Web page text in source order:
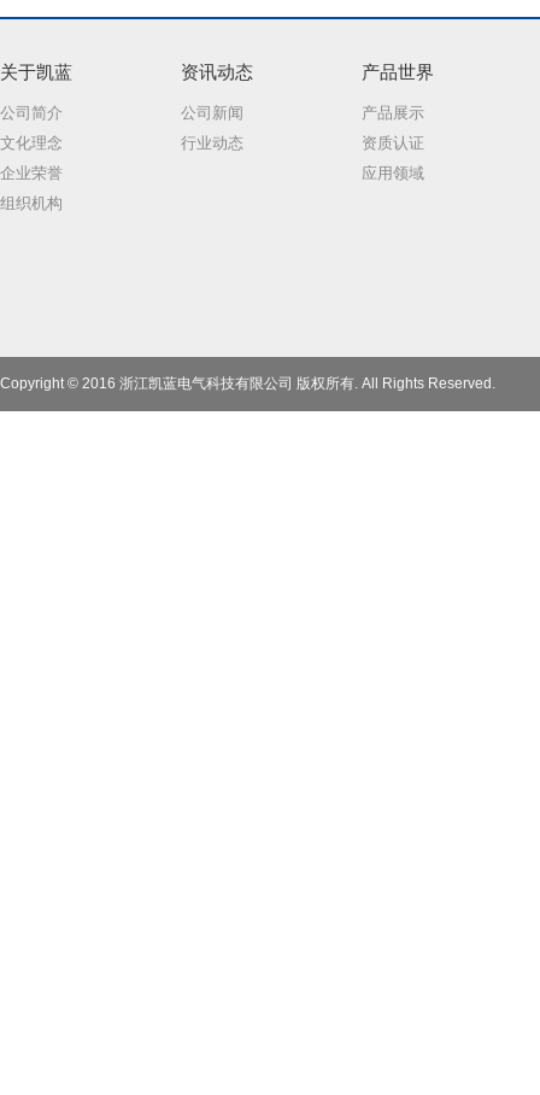
关于凯蓝
公司简介
文化理念
企业荣誉
组织机构
资讯动态
公司新闻
行业动态
产品世界
产品展示
资质认证
应用领域
Copyright © 2016 浙江凯蓝电气科技有限公司 版权所有. All Rights Reserved.